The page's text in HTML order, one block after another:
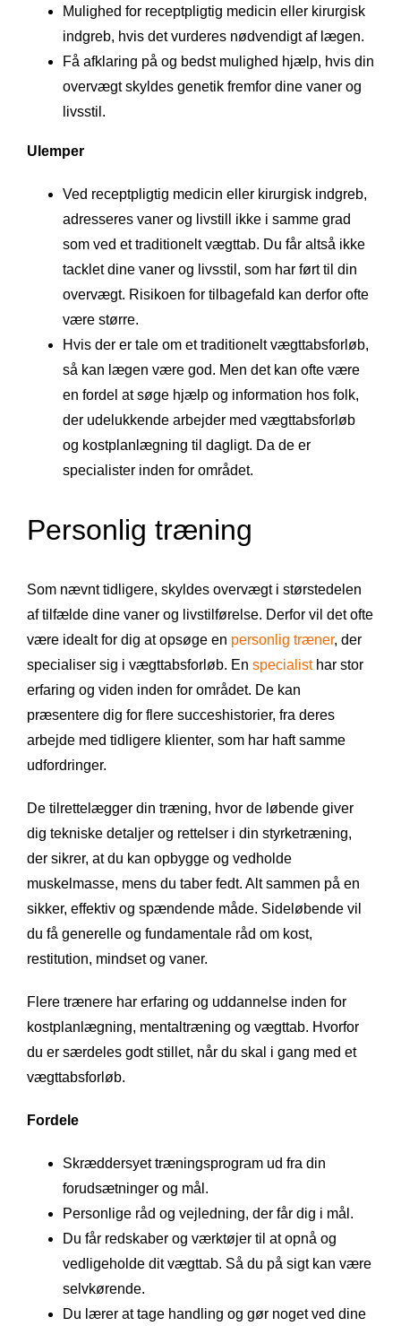
Mulighed for receptpligtig medicin eller kirurgisk
indgreb, hvis det vurderes nødvendigt af lægen.
Få afklaring på og bedst mulighed hjælp, hvis din
overvægt skyldes genetik fremfor dine vaner og
livsstil.
Ulemper
Ved receptpligtig medicin eller kirurgisk indgreb,
adresseres vaner og livstill ikke i samme grad
som ved et traditionelt vægttab. Du får altså ikke
tacklet dine vaner og livsstil, som har ført til din
overvægt. Risikoen for tilbagefald kan derfor ofte
være større.
Hvis der er tale om et traditionelt vægttabsforløb,
så kan lægen være god. Men det kan ofte være
en fordel at søge hjælp og information hos folk,
der udelukkende arbejder med vægttabsforløb
og kostplanlægning til dagligt. Da de er
specialister inden for området.
Personlig træning
Som nævnt tidligere, skyldes overvægt i størstedelen
af tilfælde dine vaner og livstilførelse. Derfor vil det ofte
være idealt for dig at opsøge en personlig træner, der
specialiser sig i vægttabsforløb. En specialist har stor
erfaring og viden inden for området. De kan
præsentere dig for flere succeshistorier, fra deres
arbejde med tidligere klienter, som har haft samme
udfordringer.
De tilrettelægger din træning, hvor de løbende giver
dig tekniske detaljer og rettelser i din styrketræning,
der sikrer, at du kan opbygge og vedholde
muskelmasse, mens du taber fedt. Alt sammen på en
sikker, effektiv og spændende måde. Sideløbende vil
du få generelle og fundamentale råd om kost,
restitution, mindset og vaner.
Flere trænere har erfaring og uddannelse inden for
kostplanlægning, mentaltræning og vægttab. Hvorfor
du er særdeles godt stillet, når du skal i gang med et
vægttabsforløb.
Fordele
Skræddersyet træningsprogram ud fra din
forudsætninger og mål.
Personlige råd og vejledning, der får dig i mål.
Du får redskaber og værktøjer til at opnå og
vedligeholde dit vægttab. Så du på sigt kan være
selvkørende.
Du lærer at tage handling og gør noget ved dine